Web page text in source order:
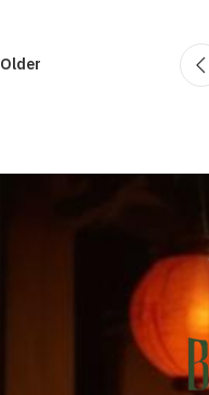
Older